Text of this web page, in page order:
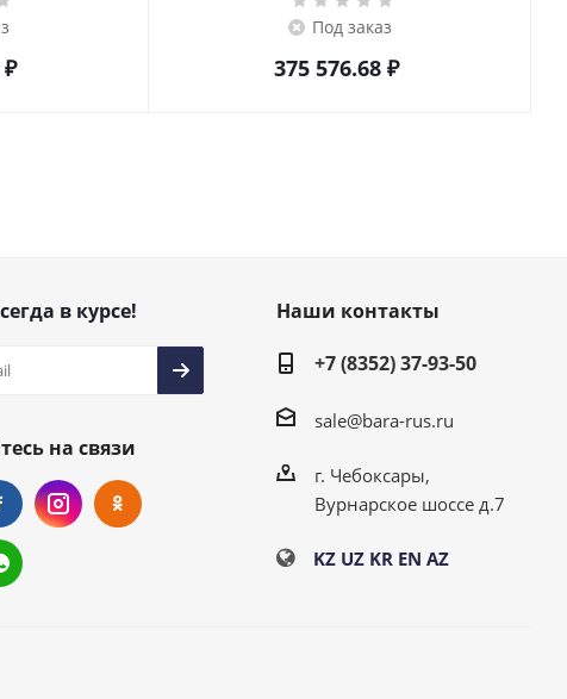
Под заказ
375 576.68₽
в курсе!
на связи
Наши контакты
+7 (8352) 37-93-50
sale@bara-rus.ru
г. Чебоксары,
Вурнарское шоссе д.7
KZ UZ KR EN AZ